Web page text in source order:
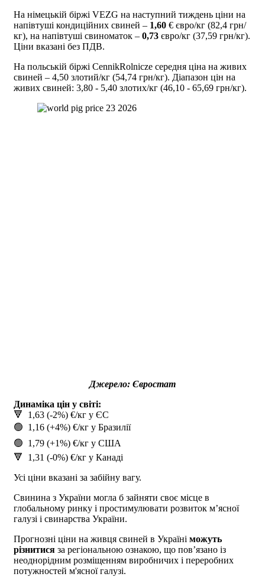
На німецькій біржі VEZG на наступний тиждень ціни на
напівтуші кондиційних свиней – 1,60 € євро/кг (82,4 грн/
кг), на напівтуші свиноматок – 0,73 євро/кг (37,59 грн/кг).
Ціни вказані без ПДВ.
На польській біржі CennikRolnicze середня ціна на живих
свиней – 4,50 злотий/кг (54,74 грн/кг). Діапазон цін на
живих свиней: 3,80 - 5,40 злотих/кг (46,10 - 65,69 грн/кг).
Джерело: Євростат
Динаміка цін у світі:
🔻 1,63 (-2%) €/кг у ЄС
🟢 1,16 (+4%) €/кг у Бразилії
🟢 1,79 (+1%) €/кг у США
🔻 1,31 (-0%) €/кг у Канаді
Усі ціни вказані за забійну вагу.
Свинина з України могла б зайняти своє місце в
глобальному ринку і простимулювати розвиток мʼясної
галузі і свинарства України.
Прогнозні ціни на живця свиней в Україні можуть
різнитися за регіональною ознакою, що пов’язано із
неоднорідним розміщенням виробничих і переробних
потужностей м'ясної галузі.